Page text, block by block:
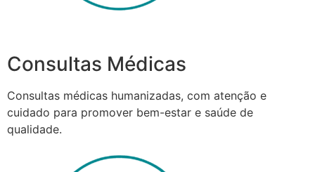
Consultas Médicas
Consultas médicas humanizadas, com atenção e
cuidado para promover bem-estar e saúde de
qualidade.